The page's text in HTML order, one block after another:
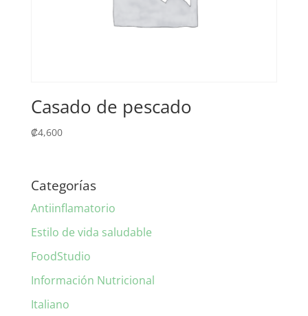
Casado de pescado
₡4,600
Categorías
Antiinflamatorio
Estilo de vida saludable
FoodStudio
Información Nutricional
Italiano